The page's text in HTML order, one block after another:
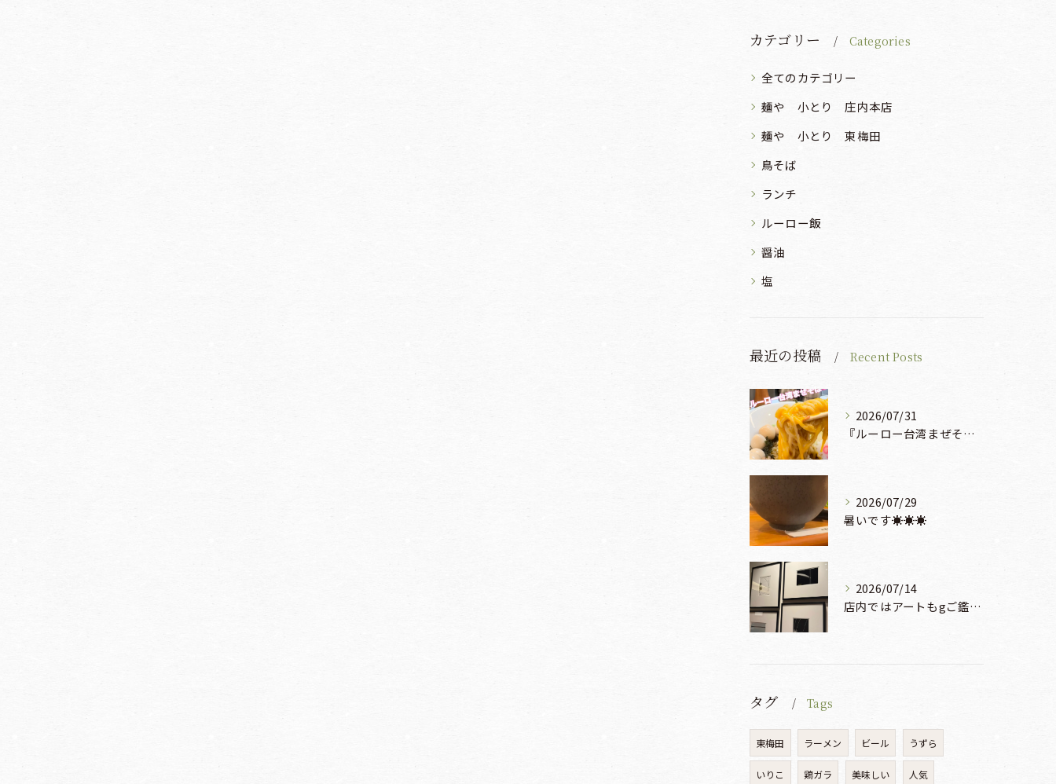
カテゴリー Categories
全てのカテゴリー
麺や 小とり 庄内本店
麺や 小とり 東梅田
鳥そば
ランチ
ルーロー飯
醤油
塩
最近の投稿 Recent Posts
2026/07/31
『ルーロー台湾まぜそば』930円🍜🫧
2026/07/29
暑いです☀️☀️☀️
2026/07/14
店内ではアートもgご鑑賞いただけます♡♡♡
タグ Tags
東梅田 ラーメン ビール うずら
いりこ 鶏ガラ 美味しい 人気